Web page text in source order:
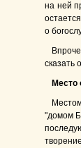
на ней
о
сказать
Место
"домом